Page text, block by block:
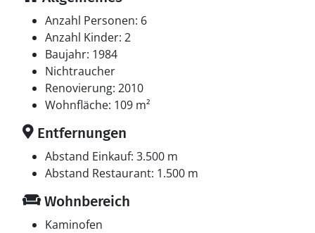
Anzahl Personen: 6
Anzahl Kinder: 2
Baujahr: 1984
Nichtraucher
Renovierung: 2010
Wohnfläche: 109 m²
Entfernungen
Abstand Einkauf: 3.500 m
Abstand Restaurant: 1.500 m
Wohnbereich
Kaminofen